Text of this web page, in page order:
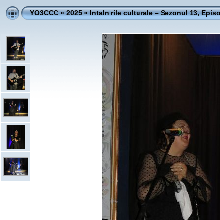
YO3CCC»2025»Intalnirile culturale – Sezonul 13,